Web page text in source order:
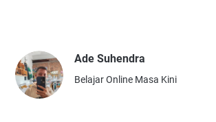
Ade Suhendra
Belajar Online Masa Kini